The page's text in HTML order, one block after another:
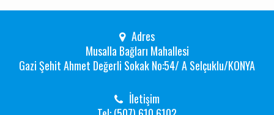
Adres
Musalla Bağları Mahallesi
Gazi Şehit Ahmet Değerli Sokak No:54/ A Selçuklu/KONYA
İletişim